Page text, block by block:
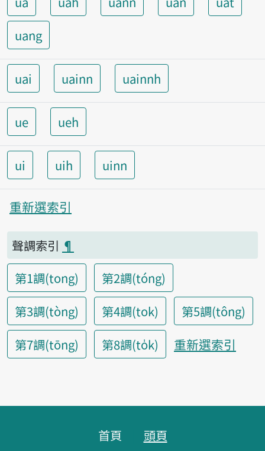
uang
uai uainn uainnh
ue ueh
ui uih uinn
重新選索引
聲調索引 ¶
第1調(tong)
第2調(tóng)
第3調(tòng)
第4調(tok)
第5調(tông)
第7調(tōng)
第8調(to̍k) 重新選索引
首頁 頭頁